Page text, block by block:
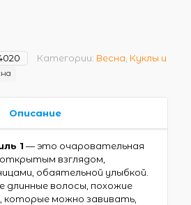
Категории: Весна Куклы и
Описание
1 — это очаровательная
открытым взглядом,
обаятельной улыбкой.
длинные волосы, похожие
которые можно завивать,